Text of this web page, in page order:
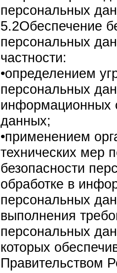
персональных
5.2Обеспечение
персональных
частности:
•определением
персональных
информационных
данных;
•применением
технических мер
безопасности
обработке в
персональных
выполнения
персональных
которых
Правительством